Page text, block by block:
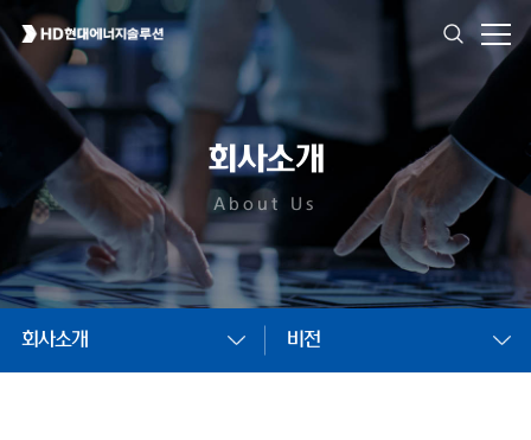
회사소개
About Us
회사소개 비전